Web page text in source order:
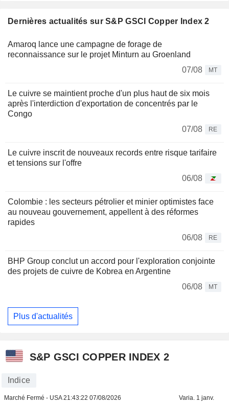
Dernières actualités sur S&P GSCI Copper Index 2
Amaroq lance une campagne de forage de
reconnaissance sur le projet Minturn au Groenland
07/08
MT
Le cuivre se maintient proche d'un plus haut de six mois
après l'interdiction d'exportation de concentrés par le
Congo
07/08
RE
Le cuivre inscrit de nouveaux records entre risque tarifaire
et tensions sur l'offre
06/08
Colombie : les secteurs pétrolier et minier optimistes face
au nouveau gouvernement, appellent à des réformes
rapides
06/08
RE
BHP Group conclut un accord pour l'exploration conjointe
des projets de cuivre de Kobrea en Argentine
06/08
MT
Plus d'actualités
S&P GSCI COPPER INDEX 2
Indice
Marché Fermé - USA21:43:22 07/08/2026 Varia. 1 janv.